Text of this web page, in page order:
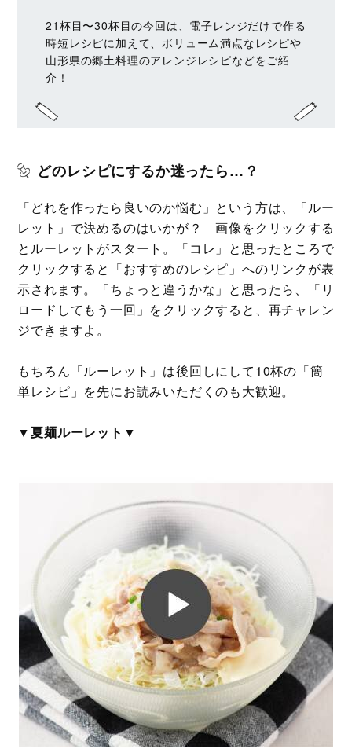
21杯目〜30杯目の今回は、電子レンジだけで作る
時短レシピに加えて、ボリューム満点なレシピや
山形県の郷土料理のアレンジレシピなどをご紹
介！
どのレシピにするか迷ったら…？
「どれを作ったら良いのか悩む」という方は、「ルー
レット」で決めるのはいかが？ 画像をクリックする
とルーレットがスタート。「コレ」と思ったところで
クリックすると「おすすめのレシピ」へのリンクが表
示されます。「ちょっと違うかな」と思ったら、「リ
ロードしてもう一回」をクリックすると、再チャレン
ジできますよ。
もちろん「ルーレット」は後回しにして10杯の「簡
単レシピ」を先にお読みいただくのも大歓迎。
▼夏麺ルーレット▼